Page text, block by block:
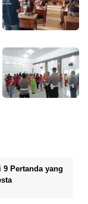
Pertanda yang